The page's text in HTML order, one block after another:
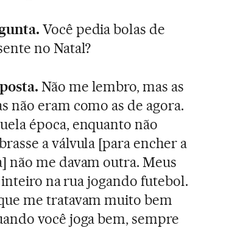
Você pedia bolas de
no Natal?
Não me lembro, mas as
não eram como as de agora.
época, enquanto não
a válvula [para encher a
não me davam outra. Meus
na rua jogando futebol.
me tratavam muito bem
você joga bem, sempre